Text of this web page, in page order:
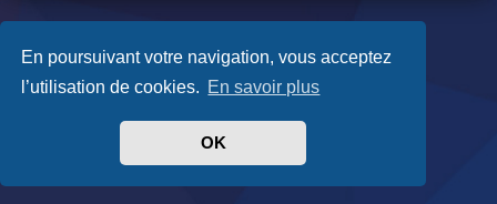
En poursuivant votre navigation, vous acceptez
l’utilisation de cookies. En savoir plus
OK